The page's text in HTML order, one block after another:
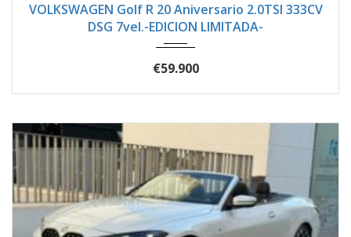
VOLKSWAGEN Golf R 20 Aniversario 2.0TSI 333CV
DSG 7vel.-EDICION LIMITADA-
€59.900